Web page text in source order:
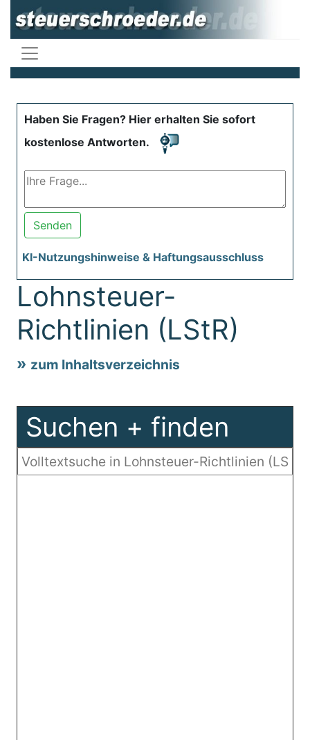
Haben Sie Fragen? Hier erhalten Sie sofort
kostenlose Antworten.
Senden
KI-Nutzungshinweise & Haftungsausschluss
Lohnsteuer-
Richtlinien (LStR)
zum Inhaltsverzeichnis
Suchen + finden